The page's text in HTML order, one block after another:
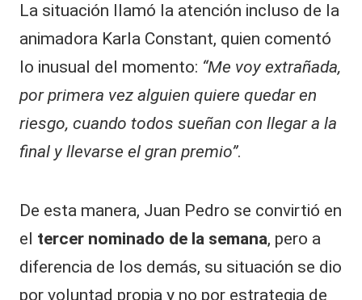
La situación llamó la atención incluso de la
animadora Karla Constant, quien comentó
lo inusual del momento: “Me voy extrañada,
por primera vez alguien quiere quedar en
riesgo, cuando todos sueñan con llegar a la
final y llevarse el gran premio”.
De esta manera, Juan Pedro se convirtió en
el tercer nominado de la semana, pero a
diferencia de los demás, su situación se dio
por voluntad propia y no por estrategia de